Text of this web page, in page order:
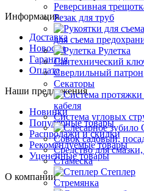
Реверсивная
Резак для труб
для съема
Рулетка
Сантехнический
Сверлильный патрон
Секаторы
кабеля
Система угловых
Совок садовый,
Средство для
Стамеска
Степлер
Стремянка
Информация
Доставка
Новости
Гарантия
Оплата
Наши предложения
Новинки
Популярные товары
Распродажи и скидки
Рекомендуемые товары
Уцененные товары
О компании